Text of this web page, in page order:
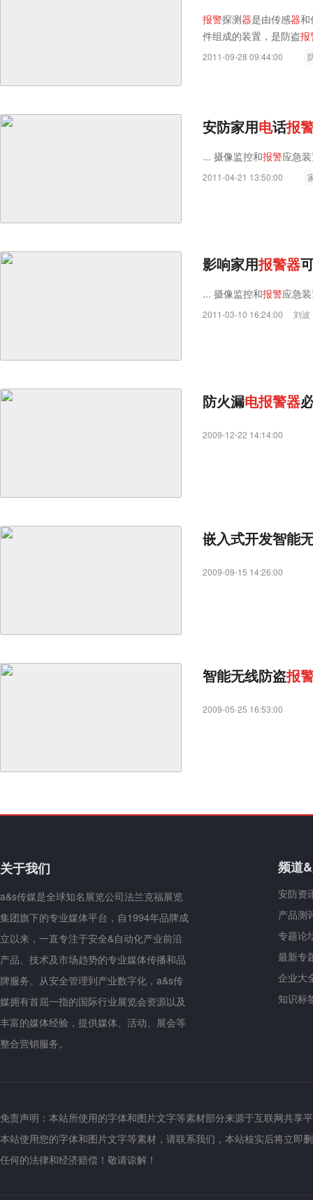
报警探测器是由传感器和
件组成的装置，是防盗报
2011-09-28 09:44:00
安防家用电话报
... 摄像监控和报警应急
2011-04-21 13:50:00
影响家用报警器
... 摄像监控和报警应急
2011-03-10 16:24:00 刘波
防火漏电报警器
2009-12-22 14:14:00
嵌入式开发智能
2009-09-15 14:26:00
智能无线防盗报
2009-05-25 16:53:00
关于我们
a&s传媒是全球知名展览公司法兰克福展览
集团旗下的专业媒体平台，自1994年品牌成
立以来，一直专注于安全&自动化产业前沿
产品、技术及市场趋势的专业媒体传播和品
牌服务。从安全管理到产业数字化，a&s传
媒拥有首屈一指的国际行业展览会资源以及
丰富的媒体经验，提供媒体、活动、展会等
整合营销服务。
频道
安防资
产品测
专题论
最新专
企业大
知识标
免责声明：本站所使用的字体和图片文字等素材部分来源于互联网共
本站使用您的字体和图片文字等素材，请联系我们，本站核实后将立即
任何的法律和经济赔偿！敬请谅解！